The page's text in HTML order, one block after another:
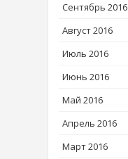
Сентябрь 2016
Август 2016
Июль 2016
Июнь 2016
Май 2016
Апрель 2016
Март 2016